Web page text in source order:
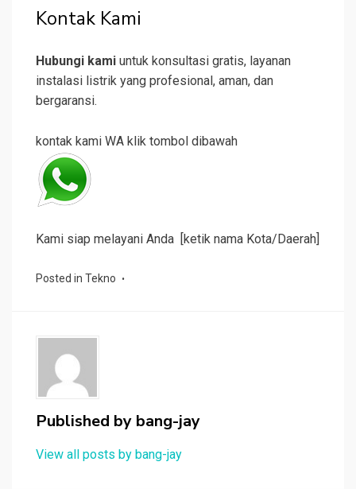
Kontak Kami
Hubungi kami untuk konsultasi gratis, layanan
instalasi listrik yang profesional, aman, dan
bergaransi.
kontak kami WA klik tombol dibawah
Kami siap melayani Anda [ketik nama Kota/Daerah]
Posted in Tekno
Published by bang-jay
View all posts by bang-jay